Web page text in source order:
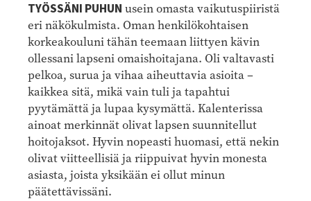
TYÖSSÄNI PUHUN usein omasta vaikutuspiiristä
eri näkökulmista. Oman henkilökohtaisen
korkeakouluni tähän teemaan liittyen kävin
ollessani lapseni omaishoitajana. Oli valtavasti
pelkoa, surua ja vihaa aiheuttavia asioita –
kaikkea sitä, mikä vain tuli ja tapahtui
pyytämättä ja lupaa kysymättä. Kalenterissa
ainoat merkinnät olivat lapsen suunnitellut
hoitojaksot. Hyvin nopeasti huomasi, että nekin
olivat viitteellisiä ja riippuivat hyvin monesta
asiasta, joista yksikään ei ollut minun
päätettävissäni.